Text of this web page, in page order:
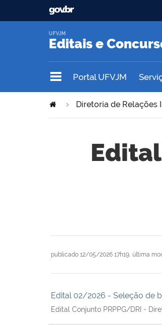
Editais e
UFVJM
Portal UFVJM
Diretoria de Relações
publicado 12/05/2026 17h19, última
Edital 02/2026 - Seleção de
Edital Conjunto PRPPG/DRI -